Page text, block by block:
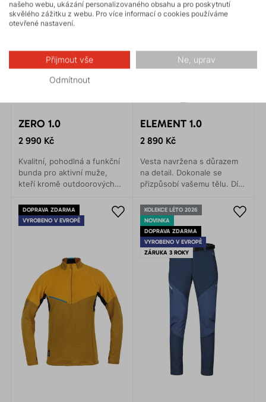
ZERO 1.0
2 990 Kč
Kvalitní, pohodlná a funkční
bunda pro aktivní muže,
kteří kromě outdoorových
vyrobená z recyklovaného
materiálu PAD.
ELEMENT 1.0
2 890 Kč
Vesta navržena s důrazem
na detail. Dokonale se
přizpůsobí vašemu tělu. Díky
střihu padne jako ulitá a
neomezuje v pohybu.
DOPRAVA ZDARMA
VYROBENO V EVROPĚ
KOLEKCE LÉTO 2026
NOVINKA
DOPRAVA ZDARMA
VYROBENO V EVROPĚ
ZÁRUKA 3 ROKY
našeho webu, ukázání personalizovaného obsahu a pro poskytnutí
skvělého zážitku z webu. Pro více informací o cookies používáme
otevřené nastavení.
Přijmout vše Ne, uprav
Odmítnout